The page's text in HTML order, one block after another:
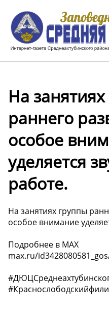
На
раннего
особое
уделяется
работе.
На занятиях группы
особое внимание
Подробнее в МАХ
max.ru/